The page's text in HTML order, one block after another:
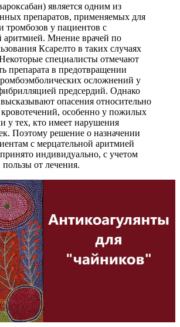
является одним из
препаратов, применяемых для
тромбозов у пациентов с
аритмией. Мнение врачей по
Ксарелто в таких случаях
специалисты отмечают
препарата в предотвращении
осложнений у
предсердий. Однако
опасения относительно
особенно у пожилых
у тех, кто имеет нарушения
Поэтому решение о назначении
с мерцательной аритмией
индивидуально, с учетом
пользы от лечения.